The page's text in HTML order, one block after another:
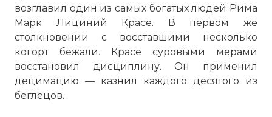
возглавил один из самых богатых людей Рима
Марк Лициний Красе. В первом же
столкновении с восставшими несколько
когорт бежали. Красе суровыми мерами
восстановил дисциплину. Он применил
децимацию — казнил каждого десятого из
беглецов.